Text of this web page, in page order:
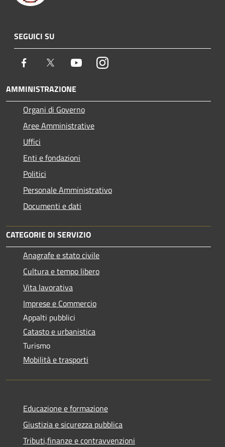
SEGUICI SU
Facebook Twitter YoutubeInstagram
AMMINISTRAZIONE
Organi di Governo
Aree Amministrative
Uffici
Enti e fondazioni
Politici
Personale Amministrativo
Documenti e dati
CATEGORIE DI SERVIZIO
Anagrafe e stato civile
Cultura e tempo libero
Vita lavorativa
Imprese e Commercio
Appalti pubblici
Catasto e urbanistica
Turismo
Mobilità e trasporti
Educazione e formazione
Giustizia e sicurezza pubblica
Tributi,finanze e contravvenzioni